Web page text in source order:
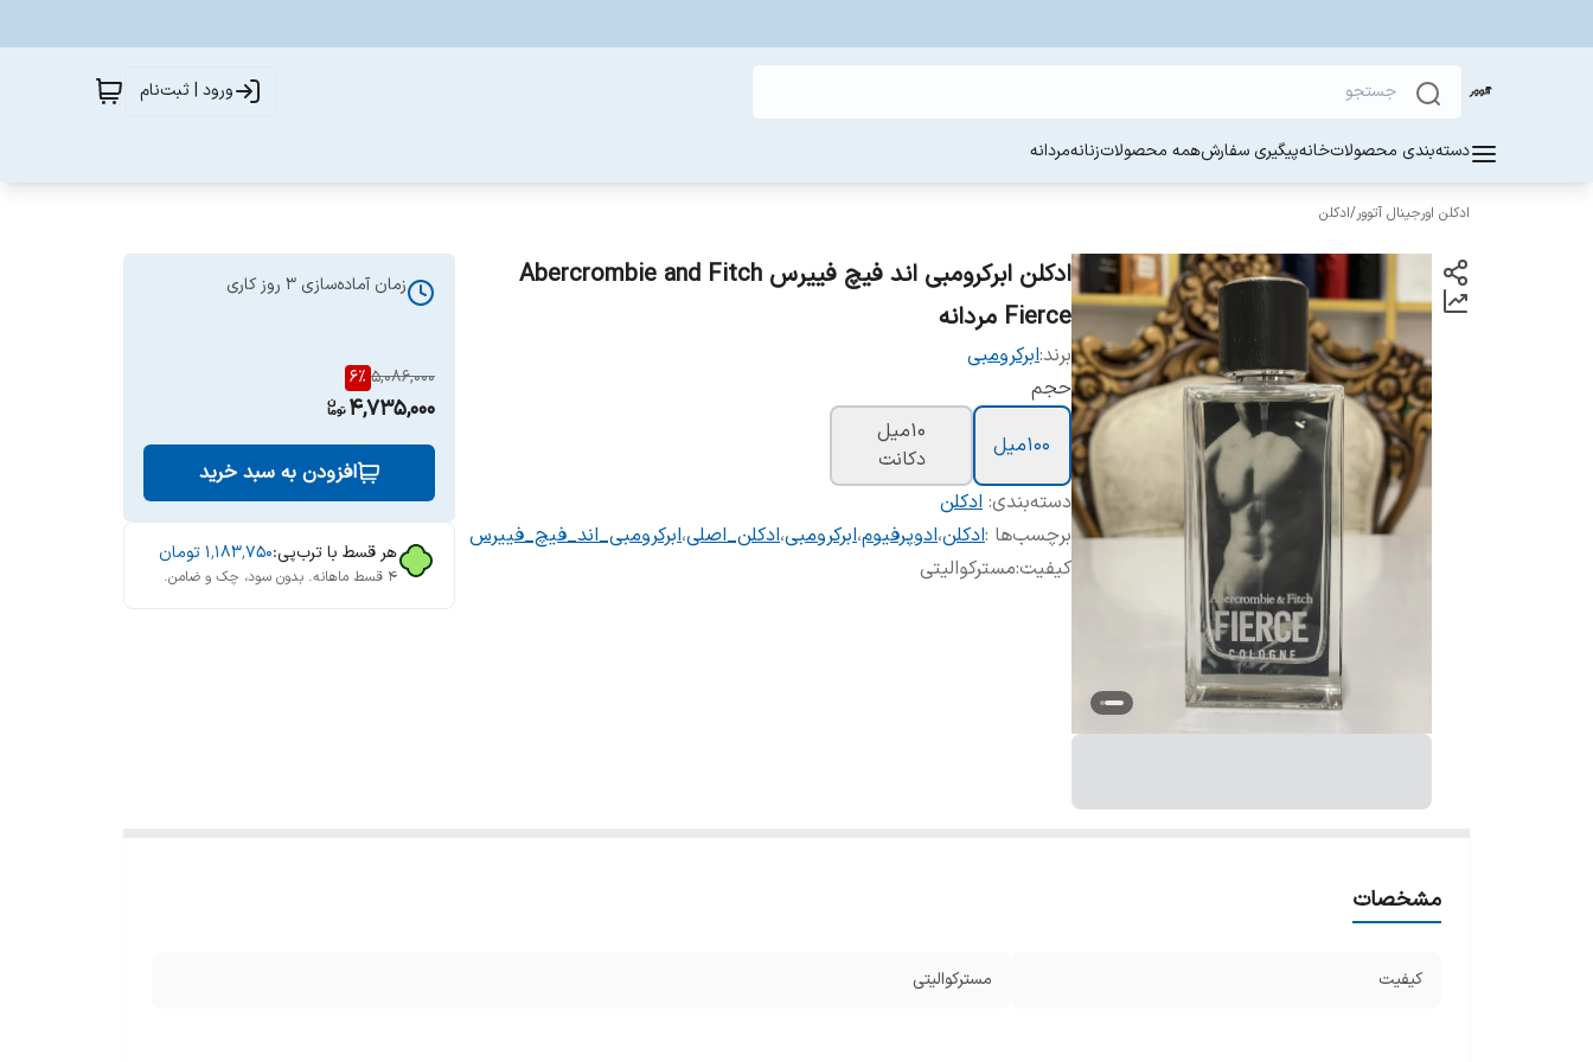
ورود | ثبت‌نام
دسته‌بندی محصولاتخانهپیگیری سفارشهمه محصولاتزنانهمردانه
ادکلن اورجینال آتوور/ادکلن
ادکلن ابرکرومبی اند فیچ فییرس Abercrombie and Fitch
Fierce مردانه
برند:ابرکرومبی
حجم
100میل
10میل
دکانت
دسته‌بندی: ادکلن
برچسب‌ها :ادکلن،ادوپرفیوم،ابرکرومبی،ادکلن_اصلی،ابرکرومبی_اند_فیچ_فییرس
کیفیت:مسترکوالیتی
زمان آماده‌سازی 3 روز کاری
5,086,000
6%
4,735,000
افزودن به سبد خرید
هر قسط با ترب‌پی:۱٬۱۸۳٬۷۵۰تومان
۴ قسط ماهانه. بدون سود، چک و ضامن.
مشخصات
کیفیت مسترکوالیتی